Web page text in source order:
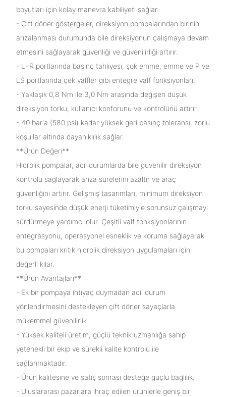
boyutları için kolay manevra kabiliyeti sağlar.
- Çift döner göstergeler, direksiyon pompalarından birinin
arızalanması durumunda bile direksiyonun çalışmaya devam
etmesini sağlayarak güvenliği ve güvenilirliği artırır.
- L+R portlarında basınç tahliyesi, şok emme, emme ve P ve
LS portlarında çek valfler gibi entegre valf fonksiyonları.
- Yaklaşık 0,8 Nm ile 3,0 Nm arasında değişen düşük
direksiyon torku, kullanıcı konforunu ve kontrolünü artırır.
- 40 bar'a (580 psi) kadar yüksek geri basınç toleransı, zorlu
koşullar altında dayanıklılık sağlar.
**Ürün Değeri**
Hidrolik pompalar, acil durumlarda bile güvenilir direksiyon
kontrolü sağlayarak arıza sürelerini azaltır ve araç
güvenliğini artırır. Gelişmiş tasarımları, minimum direksiyon
torku sayesinde düşük enerji tüketimiyle sorunsuz çalışmayı
sürdürmeye yardımcı olur. Çeşitli valf fonksiyonlarının
entegrasyonu, operasyonel esneklik ve koruma sağlayarak
bu pompaları kritik hidrolik direksiyon uygulamaları için
değerli kılar.
**Ürün Avantajları**
- Ek bir pompaya ihtiyaç duymadan acil durum
yönlendirmesini destekleyen çift döner sayaçlarla
mükemmel güvenilirlik.
- Yüksek kaliteli üretim, güçlü teknik uzmanlığa sahip
yetenekli bir ekip ve sürekli kalite kontrolü ile
sağlanmaktadır.
- Ürün kalitesine ve satış sonrası desteğe güçlü bağlılık.
- Uluslararası pazarlara ihraç edilen ürünlerle geniş bir